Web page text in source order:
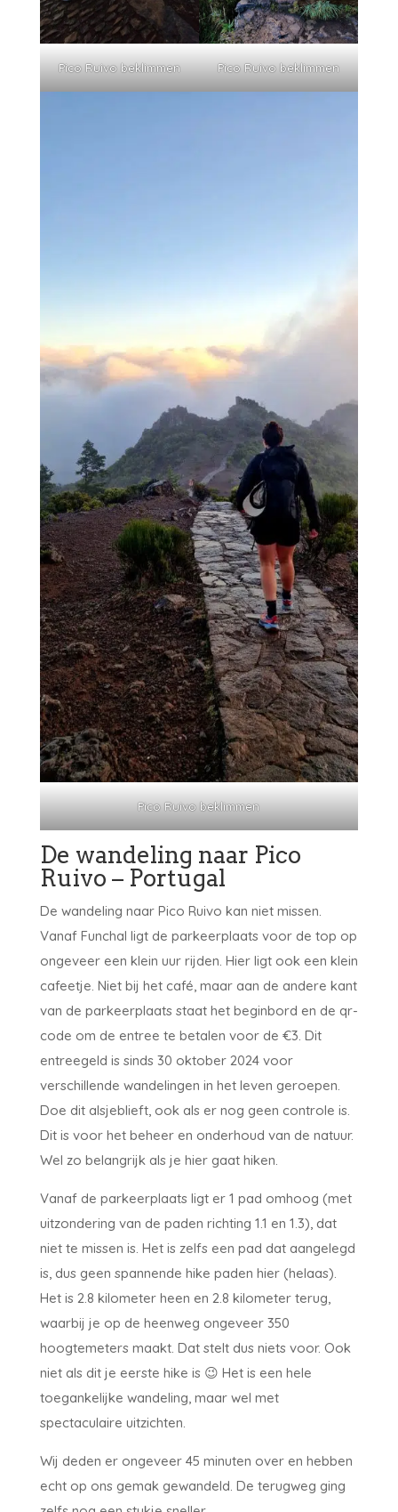
Pico Ruivo beklimmen Pico Ruivo beklimmen
Pico Ruivo beklimmen
De wandeling naar Pico
Ruivo – Portugal
De wandeling naar Pico Ruivo kan niet missen.
Vanaf Funchal ligt de parkeerplaats voor de top op
ongeveer een klein uur rijden. Hier ligt ook een klein
cafeetje. Niet bij het café, maar aan de andere kant
van de parkeerplaats staat het beginbord en de qr-
code om de entree te betalen voor de €3. Dit
entreegeld is sinds 30 oktober 2024 voor
verschillende wandelingen in het leven geroepen.
Doe dit alsjeblieft, ook als er nog geen controle is.
Dit is voor het beheer en onderhoud van de natuur.
Wel zo belangrijk als je hier gaat hiken.
Vanaf de parkeerplaats ligt er 1 pad omhoog (met
uitzondering van de paden richting 1.1 en 1.3), dat
niet te missen is. Het is zelfs een pad dat aangelegd
is, dus geen spannende hike paden hier (helaas).
Het is 2.8 kilometer heen en 2.8 kilometer terug,
waarbij je op de heenweg ongeveer 350
hoogtemeters maakt. Dat stelt dus niets voor. Ook
niet als dit je eerste hike is 😉 Het is een hele
toegankelijke wandeling, maar wel met
spectaculaire uitzichten.
Wij deden er ongeveer 45 minuten over en hebben
echt op ons gemak gewandeld. De terugweg ging